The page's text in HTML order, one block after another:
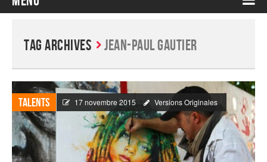
Tag Archives Jean-Paul Gautier
Talents 17 novembre 2015 Versions Originales